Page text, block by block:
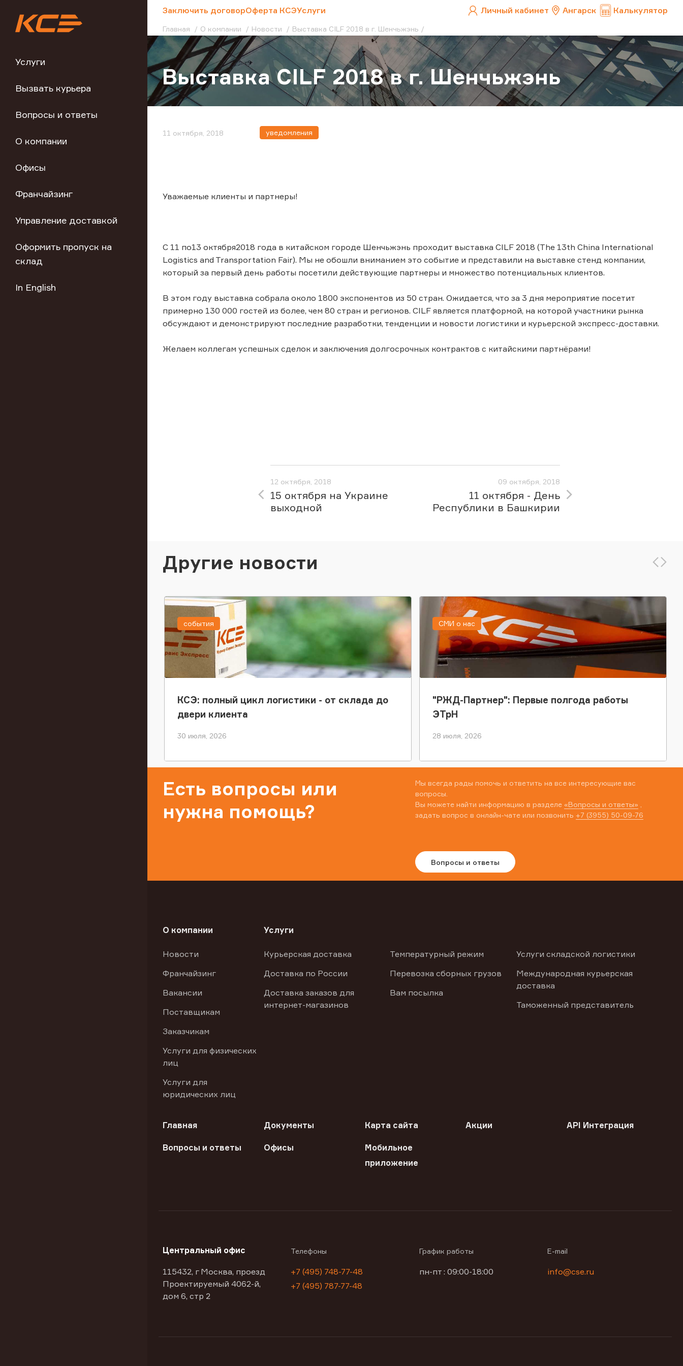
Услуги
Вызвать курьера
Вопросы и ответы
О компании
Офисы
Франчайзинг
Управление доставкой
Оформить пропуск на
склад
In English
Заключить договорОферта КСЭУслуги Личный кабинет Ангарск Калькулятор
Главная О компании Новости Выставка CILF 2018 в г. Шенчьжэнь
Выставка CILF 2018 в г. Шенчьжэнь
11 октября, 2018 уведомления
Уважаемые клиенты и партнеры!
С 11 по13 октября2018 года в китайском городе Шенчьжэнь проходит выставка CILF 2018 (The 13th China International
Logistics and Transportation Fair). Мы не обошли вниманием это событие и представили на выставке стенд компании,
который за первый день работы посетили действующие партнеры и множество потенциальных клиентов.
В этом году выставка собрала около 1800 экспонентов из 50 стран. Ожидается, что за 3 дня мероприятие посетит
примерно 130 000 гостей из более, чем 80 стран и регионов. CILF является платформой, на которой участники рынка
обсуждают и демонстрируют последние разработки, тенденции и новости логистики и курьерской экспресс-доставки.
Желаем коллегам успешных сделок и заключения долгосрочных контрактов с китайскими партнёрами!
12 октября, 2018
15 октября на Украине
выходной
09 октября, 2018
11 октября - День
Республики в Башкирии
Другие новости
КСЭ: полный цикл логистики - от склада до
двери клиента
30 июля, 2026
события
"РЖД-Партнер": Первые полгода работы
ЭТрН
28 июля, 2026
СМИ о нас
Есть вопросы или
нужна помощь?
Мы всегда рады помочь и ответить на все интересующие вас
вопросы.
Вы можете найти информацию в разделе «Вопросы и ответы»
задать вопрос в онлайн-чате или позвонить +7 (3955) 50-09-76
Вопросы и ответы
О компании
Новости
Франчайзинг
Вакансии
Поставщикам
Заказчикам
Услуги для физических
лиц
Услуги для
юридических лиц
Услуги
Курьерская доставка
Доставка по России
Доставка заказов для
интернет-магазинов
Температурный режим
Перевозка сборных грузов
Вам посылка
Услуги складской логистики
Международная курьерская
доставка
Таможенный представитель
Главная Документы Карта сайта Акции API Интеграция
Вопросы и ответы Офисы
Мобильное
приложение
Центральный офис
115432, г Москва, проезд
Проектируемый 4062-й,
дом 6, стр 2
Телефоны
+7 (495) 748-77-48
+7 (495) 787-77-48
График работы
пн-пт : 09:00-18:00
E-mail
info@cse.ru